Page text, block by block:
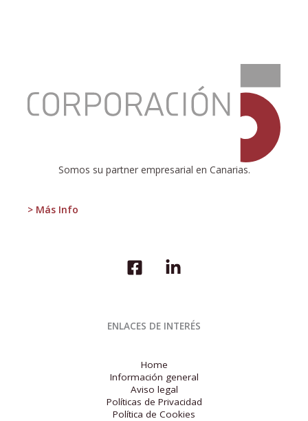
Somos su partner empresarial en Canarias.
> Más Info
reforma
territorial
ENLACES DE INTERÉS
Home
Información general
Aviso legal
Políticas de Privacidad
Política de Cookies